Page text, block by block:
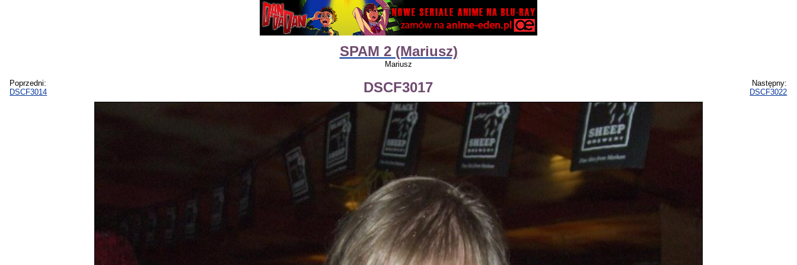
SPAM 2 (Mariusz)
Mariusz
Poprzedni:
DSCF3014
DSCF3017
Następny:
DSCF3022